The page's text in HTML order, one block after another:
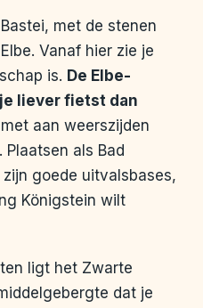
met de stenen
Vanaf hier zie je
is. De Elbe-
liever fietst dan
aan weerszijden
als Bad
goede uitvalsbases,
Königstein wilt
ligt het Zwarte
dat je